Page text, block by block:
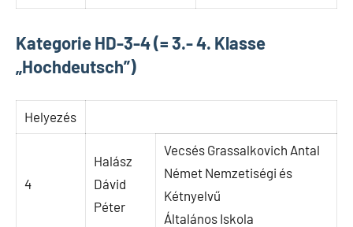
Kategorie HD-3-4 (= 3.- 4. Klasse
„Hochdeutsch”)
Helyezés
4
Halász
Dávid
Péter
Vecsés Grassalkovich Antal
Német Nemzetiségi és
Kétnyelvű
Általános Iskola